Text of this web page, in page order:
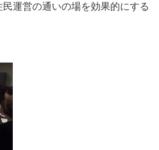
運営の通いの場を効果的にする